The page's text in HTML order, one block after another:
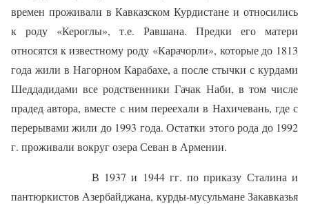
времен проживали в Кавказском Курдистане и относились
к роду «Кероглы», т.е. Равшана. Предки его матери
относятся к известному роду «Карачорли», которые до 1813
года жили в Нагорном Карабахе, а после стычки с курдами
Шеддадидами все родственники Гачак Наби, в том числе
прадед автора, вместе с ним переехали в Нахичевань, где с
перерывами жили до 1993 года. Остатки этого рода до 1992
г. проживали вокруг озера Севан в Армении.
В 1937 и 1944 гг. по приказу Сталина и
пантюркистов Азербайджана, курды-мусульмане Закавказья